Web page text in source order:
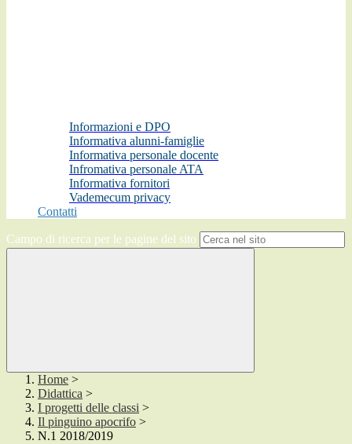
Informazioni e DPO
Informativa alunni-famiglie
Informativa personale docente
Infromativa personale ATA
Informativa fornitori
Vademecum privacy
Contatti
Campo di ricerca per le pagine del sito
Home >
Didattica >
I progetti delle classi >
Il pinguino apocrifo >
N.1 2018/2019